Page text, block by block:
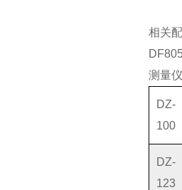
相关
测量
DZ-
100
DZ-
123